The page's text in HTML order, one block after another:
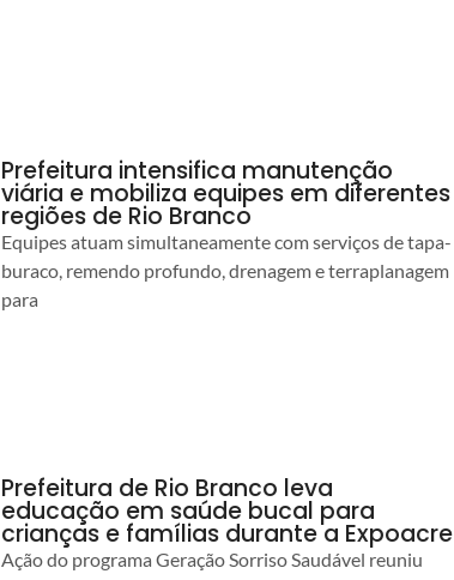
Prefeitura intensifica manutenção
viária e mobiliza equipes em diferentes
regiões de Rio Branco
Equipes atuam simultaneamente com serviços de tapa-
buraco, remendo profundo, drenagem e terraplanagem
para
Prefeitura de Rio Branco leva
educação em saúde bucal para
crianças e famílias durante a Expoacre
Ação do programa Geração Sorriso Saudável reuniu